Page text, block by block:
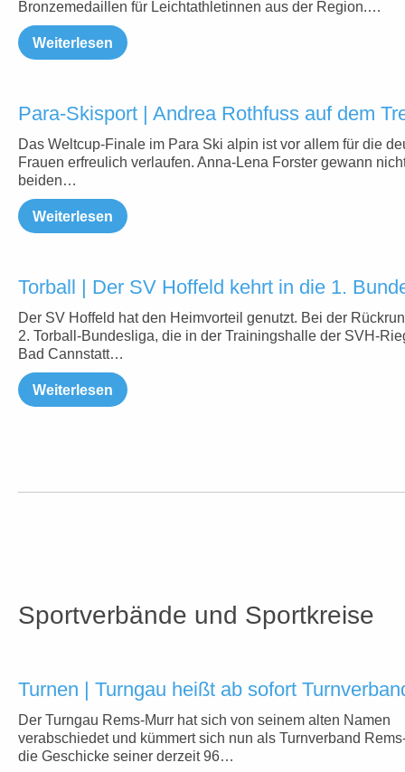
Bronzemedaillen für Leichtathletinnen aus der Region.…
Weiterlesen
Para-Skisport | Andrea Rothfuss auf dem
Das Weltcup-Finale im Para Ski alpin ist vor allem für die
Frauen erfreulich verlaufen. Anna-Lena Forster gewann
beiden…
Weiterlesen
Torball | Der SV Hoffeld kehrt in die 1.
Der SV Hoffeld hat den Heimvorteil genutzt. Bei der
2. Torball-Bundesliga, die in der Trainingshalle der SVH-
Bad Cannstatt…
Weiterlesen
Sportverbände und Sportkreise
Turnen | Turngau heißt ab sofort
Der Turngau Rems-Murr hat sich von seinem alten Namen
verabschiedet und kümmert sich nun als Turnverband
die Geschicke seiner derzeit 96…